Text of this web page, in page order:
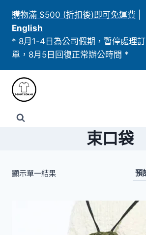
content
購物滿 $500 (折扣後)即可免運費
English
* 8月1-4日為公司假期，暫停處理訂
單，8月5日回復正常辦公時間 *
束口袋
顯示單一結果